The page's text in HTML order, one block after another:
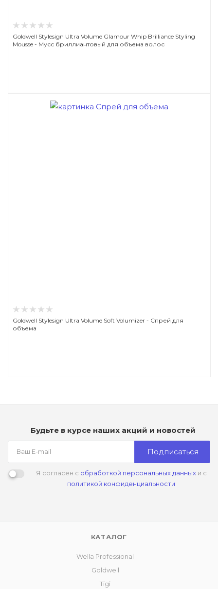
Goldwell Stylesign Ultra Volume Glamour Whip Brilliance Styling
Mousse - Мусс бриллиантовый для объема волос
Goldwell Stylesign Ultra Volume Soft Volumizer - Спрей для
объема
Будьте в курсе наших акций и новостей
Подписаться
Я согласен с обработкой персональных данныхи с
политикой конфиденциальности
КАТАЛОГ
Wella Professional
Goldwell
Tigi